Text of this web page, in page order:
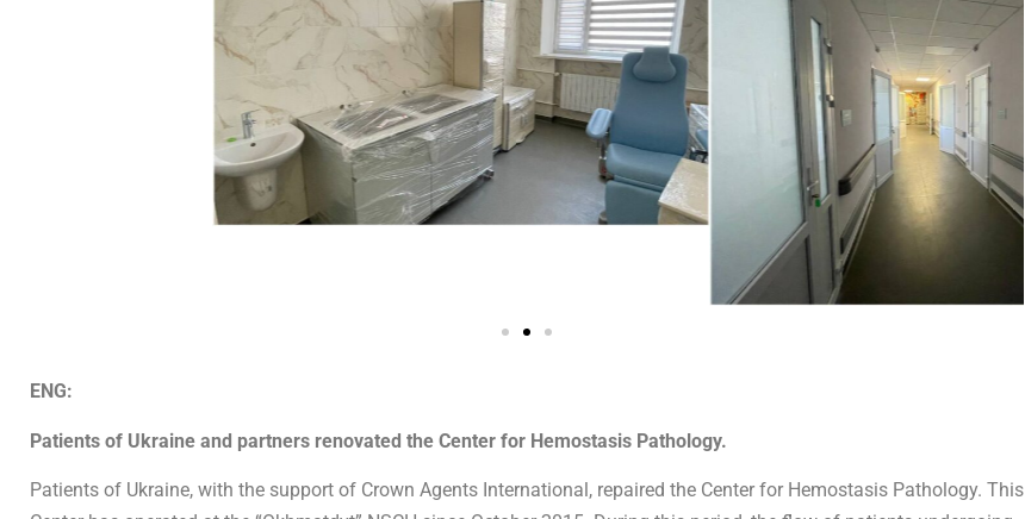
ENG:
Patients of Ukraine and partners renovated the Center for Hemostasis Pathology.
Patients of Ukraine, with the support of Crown Agents International, repaired the Center for Hemostasis Pathology. This